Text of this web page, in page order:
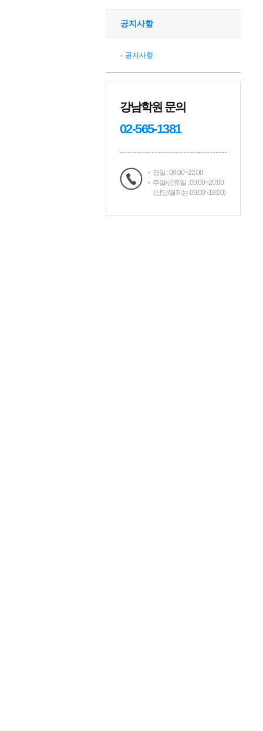
공지사항
공지사항
강남학원 문의
02-565-1381
평일 : 09:00~22:00
주말/공휴일 : 09:00~20:00
(상담/결제는 09:00~18:00)